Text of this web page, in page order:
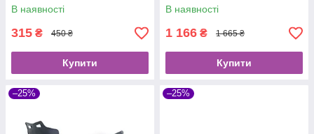
В наявності
315 ₴ 450 ₴
Купити
В наявності
1 166 ₴ 1 665 ₴
Купити
–25% –25%